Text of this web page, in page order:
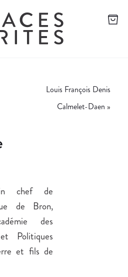
Louis François Denis
Calmelet-Daen »
chef de
de Bron,
des
Politiques
et fils de